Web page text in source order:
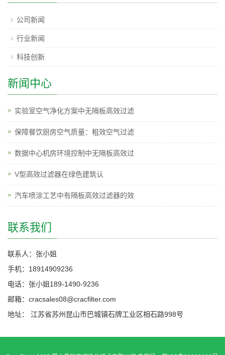
公司新闻
行业新闻
科技创新
新闻中心
实验室空气净化方案中无隔板高效过滤
保障餐饮厨房空气质量：粗效空气过滤
数据中心机房环境控制中无隔板高效过
V型高效过滤器在绿色建筑认
汽车喷涂工艺中有隔板高效过滤器的效
联系我们
联系人：张小姐
手机：18914909236
电话：张小姐189-1490-9236
邮箱：cracsales08@cracfilter.com
地址： 江苏省苏州昆山市巴城镇石牌工业区相石路998号